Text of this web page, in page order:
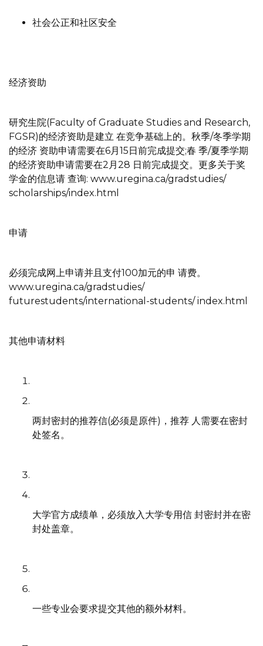
社会公正和社区安全
经济资助
研究生院(Faculty of Graduate Studies and Research,
FGSR)的经济资助是建立 在竞争基础上的。秋季/冬季学期
的经济 资助申请需要在6月15日前完成提交;春 季/夏季学期
的经济资助申请需要在2月28 日前完成提交。更多关于奖
学金的信息请 查询: www.uregina.ca/gradstudies/
scholarships/index.html
申请
必须完成网上申请并且支付100加元的申 请费。
www.uregina.ca/gradstudies/
futurestudents/international-students/ index.html
其他申请材料
两封密封的推荐信(必须是原件)，推荐 人需要在密封
处签名。
大学官方成绩单，必须放入大学专用信 封密封并在密
封处盖章。
一些专业会要求提交其他的额外材料。